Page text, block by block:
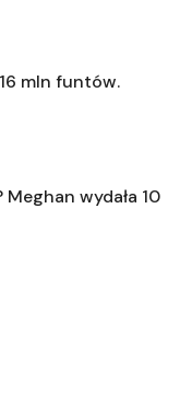
mln funtów.
Meghan wydała 10